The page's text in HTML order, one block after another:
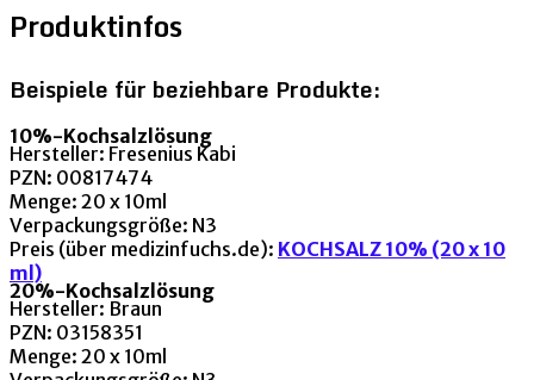
Produktinfos
Beispiele für beziehbare Produkte:
10%-Kochsalzlösung
Hersteller: Fresenius Kabi
PZN: 00817474
Menge: 20 x 10ml
Verpackungsgröße: N3
Preis (über medizinfuchs.de): KOCHSALZ 10% (20 x 10
ml)
20%-Kochsalzlösung
Hersteller: Braun
PZN: 03158351
Menge: 20 x 10ml